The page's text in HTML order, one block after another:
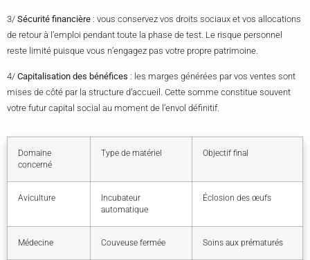
3/ Sécurité financière : vous conservez vos droits sociaux et vos allocations
de retour à l’emploi pendant toute la phase de test. Le risque personnel
reste limité puisque vous n’engagez pas votre propre patrimoine.
4/ Capitalisation des bénéfices : les marges générées par vos ventes sont
mises de côté par la structure d’accueil. Cette somme constitue souvent
votre futur capital social au moment de l’envol définitif.
Domaine
concerné
Type de matériel Objectif final
Aviculture
Incubateur
automatique
Éclosion des œufs
Médecine Couveuse fermée Soins aux prématurés